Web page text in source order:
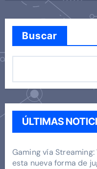
Buscar
ÚLTIMAS
Gaming vía
esta nueva forma de